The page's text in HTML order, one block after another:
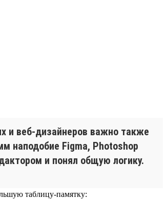
и веб-дизайнеров важно также
наподобие Figma, Photoshop
и понял общую логику.
таблицу-памятку: